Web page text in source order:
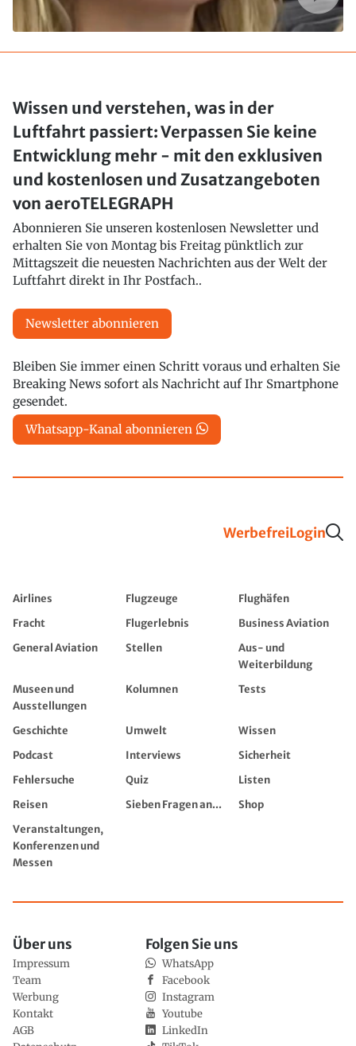
Wissen und verstehen, was in der
Luftfahrt passiert: Verpassen Sie keine
Entwicklung mehr - mit den exklusiven
und kostenlosen und Zusatzangeboten
von aeroTELEGRAPH
Abonnieren Sie unseren kostenlosen Newsletter und
erhalten Sie von Montag bis Freitag pünktlich zur
Mittagszeit die neuesten Nachrichten aus der Welt der
Luftfahrt direkt in Ihr Postfach..
Newsletter abonnieren
Bleiben Sie immer einen Schritt voraus und erhalten Sie
Breaking News sofort als Nachricht auf Ihr Smartphone
gesendet.
Whatsapp-Kanal abonnieren
WerbefreiLogin
Airlines Flugzeuge
Flughäfen
Fracht
Flugerlebnis
Business Aviation
General Aviation
Stellen
Aus- und
Weiterbildung
Museen und
Ausstellungen
Kolumnen Tests
Geschichte Umwelt
Wissen
Podcast
Interviews
Sicherheit
Fehlersuche
Quiz
Listen
Reisen
Sieben Fragen an...
Shop
Veranstaltungen,
Konferenzen und
Messen
Über uns
Impressum
Team
Werbung
Kontakt
AGB
Folgen Sie uns
WhatsApp
Facebook
Instagram
Youtube
LinkedIn